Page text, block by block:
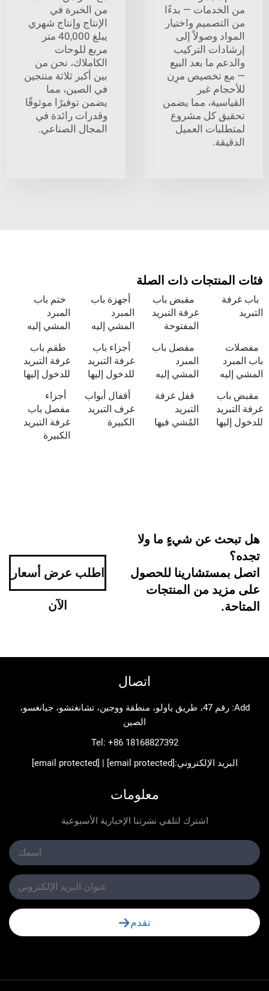
— بدءًا
واختيار
وصولاً إلى
التركيب
ما بعد البيع
تخصيص مرِن
غير
مما يضمن
كل مشروع
العميل
من الخبرة في
الإنتاج وإنتاج شهري
يبلغ 40,000 متر
مربع للوحات
الكاملاك، نحن من
بين أكبر ثلاثة منتجين
في الصين، مما
يضمن توفيرًا موثوقًا
وقدرات رائدة في
المجال الصناعي.
ذات الصلة
مقبض باب
غرفة التبريد
أجهزة باب
المبرد
المشي إليه
ختم باب
المبرد
المشي إليه
مفصل باب
المبرد
المشي إليه
أجزاء باب
غرفة التبريد
للدخول إليها
طقم باب
غرفة التبريد
للدخول إليها
قفل غرفة
التبريد
المُشي فيها
أقفال أبواب
غرف التبريد
الكبيرة
أجزاء
مفصل باب
غرفة التبريد
عن شيءٍ ما ولا
للحصول
من المنتجات
اطلب عرض أسعار
Add: رقم 47، طريق ياولو، منطقة ووجين، تشانغتشو، جيانغسو،
Tel:+86 18168827392
الإلكتروني:[email protected]
|
[email protected]
معلومات
اشترك لتلقي نشرتنا الإخبارية الأسبوعية